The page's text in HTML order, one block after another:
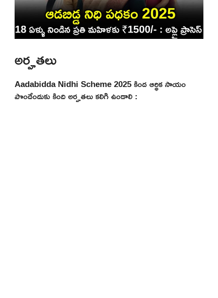
అర్హతలు
Aadabidda Nidhi Scheme 2025 కింద ఆర్థిక సాయం
పొందేందుకు కింది అర్హతలు కలిగి ఉండాలి :